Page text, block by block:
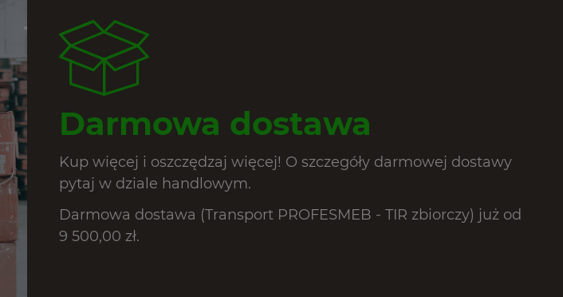
Darmowa dostawa
Kup więcej i oszczędzaj więcej! O szczegóły darmowej dostawy
pytaj w dziale handlowym.
Darmowa dostawa (Transport PROFESMEB - TIR zbiorczy) już od
9 500,00 zł.